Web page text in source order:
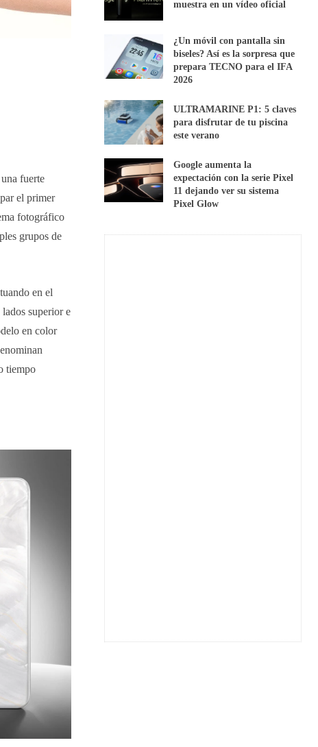
fuerte
el primer
fotográfico
grupos de
en el
superior e
en color
tiempo
muestra en un vídeo oficial
¿Un móvil con pantalla sin
biseles? Así es la sorpresa que
prepara TECNO para el IFA
2026
ULTRAMARINE P1: 5 claves
para disfrutar de tu piscina
este verano
Google aumenta la
expectación con la serie Pixel
11 dejando ver su sistema
Pixel Glow